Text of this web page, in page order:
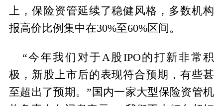
上，保险资管延续了稳健风格，多数机构
报高价比例集中在30%至60%区间。
“今年我们对于A股IPO的打新非常积
极，新股上市后的表现符合预期，有些甚
至超出了预期。”国内一家大型保险资管机